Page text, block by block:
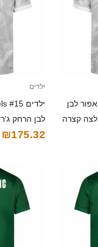
ילדים נוריה רבאנו #14 אפור לבן
ילדים
קצרה
₪175.32